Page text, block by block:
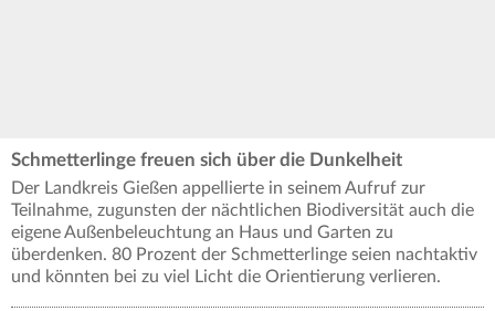
Schmetterlinge freuen sich über die Dunkelheit
Der Landkreis Gießen appellierte in seinem Aufruf zur
Teilnahme, zugunsten der nächtlichen Biodiversität auch die
eigene Außenbeleuchtung an Haus und Garten zu
überdenken. 80 Prozent der Schmetterlinge seien nachtaktiv
und könnten bei zu viel Licht die Orientierung verlieren.